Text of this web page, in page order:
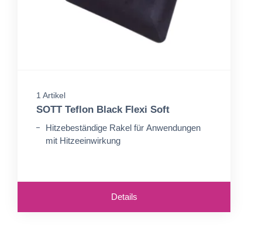
1 Artikel
SOTT Teflon Black Flexi Soft
Hitzebeständige Rakel für Anwendungen
mit Hitzeeinwirkung
Details